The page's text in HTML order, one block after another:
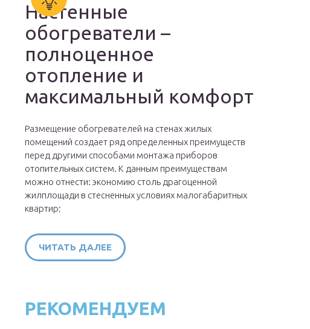
Настенные
обогреватели –
полноценное
отопление и
максимальный комфорт
Размещение обогревателей на стенах жилых
помещений создает ряд определенных преимуществ
перед другими способами монтажа приборов
отопительных систем. К данным преимуществам
можно отнести: экономию столь драгоценной
жилплощади в стесненных условиях малогабаритных
квартир;
ЧИТАТЬ ДАЛЕЕ
РЕКОМЕНДУЕМ